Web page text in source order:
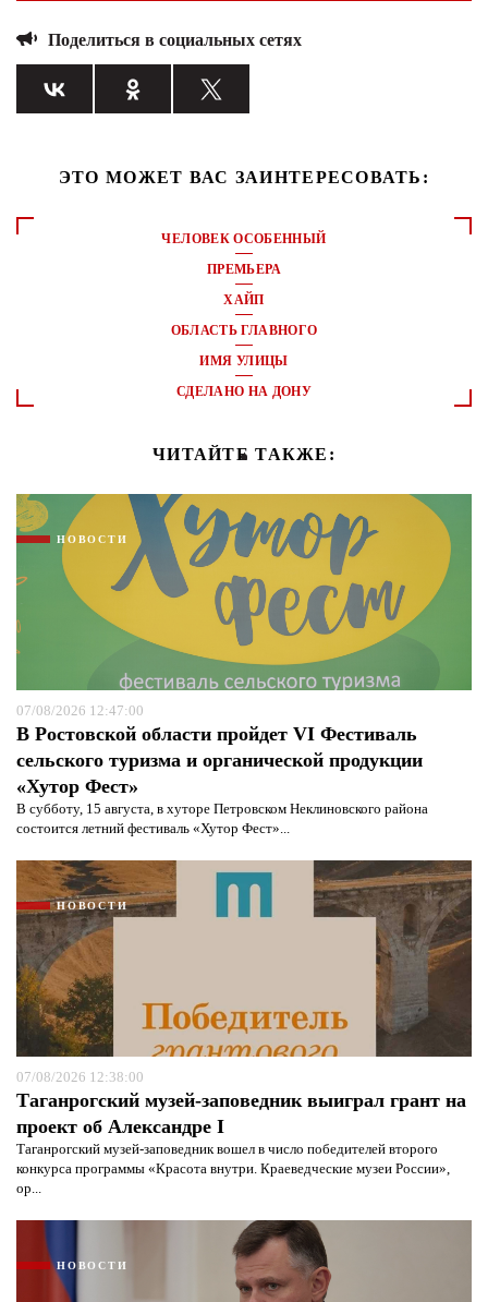
Поделиться в социальных сетях
ЭТО МОЖЕТ ВАС ЗАИНТЕРЕСОВАТЬ:
ЧЕЛОВЕК ОСОБЕННЫЙ
ПРЕМЬЕРА
ХАЙП
ОБЛАСТЬ ГЛАВНОГО
ИМЯ УЛИЦЫ
СДЕЛАНО НА ДОНУ
ЧИТАЙТЕ ТАКЖЕ:
НОВОСТИ
07/08/2026 12:47:00
В Ростовской области пройдет VI Фестиваль
сельского туризма и органической продукции
«Хутор Фест»
В субботу, 15 августа, в хуторе Петровском Неклиновского района
состоится летний фестиваль «Хутор Фест»...
НОВОСТИ
07/08/2026 12:38:00
Таганрогский музей-заповедник выиграл грант на
проект об Александре I
Таганрогский музей-заповедник вошел в число победителей второго
конкурса программы «Красота внутри. Краеведческие музеи России»,
ор...
НОВОСТИ